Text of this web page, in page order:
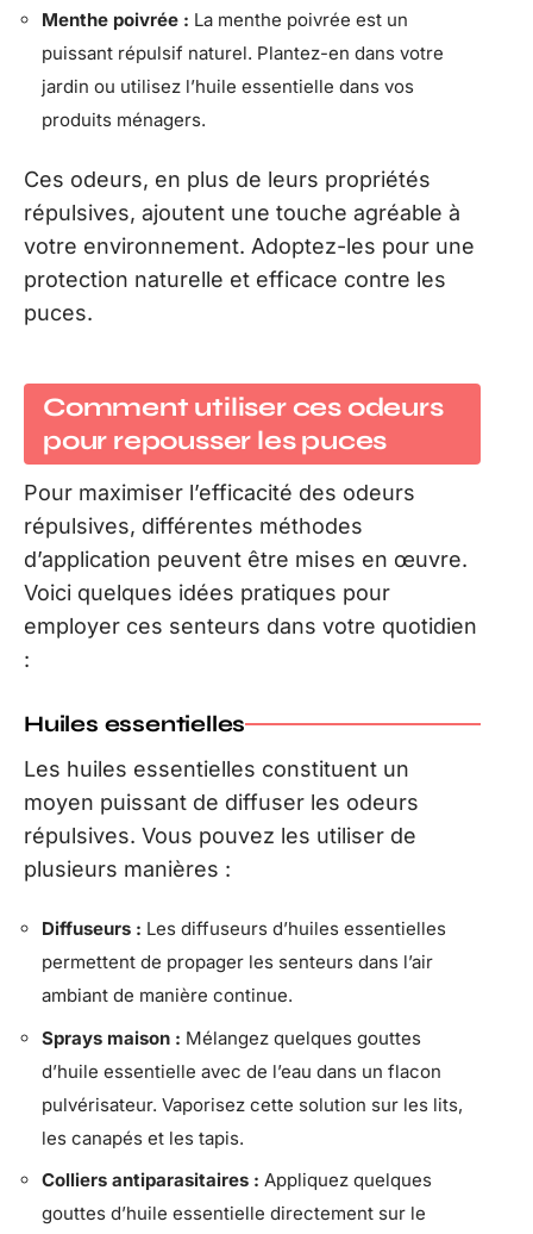
Menthe poivrée : La menthe poivrée est un
puissant répulsif naturel. Plantez-en dans votre
jardin ou utilisez l’huile essentielle dans vos
produits ménagers.
Ces odeurs, en plus de leurs propriétés
répulsives, ajoutent une touche agréable à
votre environnement. Adoptez-les pour une
protection naturelle et efficace contre les
puces.
Comment utiliser ces odeurs
pour repousser les puces
Pour maximiser l’efficacité des odeurs
répulsives, différentes méthodes
d’application peuvent être mises en œuvre.
Voici quelques idées pratiques pour
employer ces senteurs dans votre quotidien
:
Huiles essentielles
Les huiles essentielles constituent un
moyen puissant de diffuser les odeurs
répulsives. Vous pouvez les utiliser de
plusieurs manières :
Diffuseurs : Les diffuseurs d’huiles essentielles
permettent de propager les senteurs dans l’air
ambiant de manière continue.
Sprays maison : Mélangez quelques gouttes
d’huile essentielle avec de l’eau dans un flacon
pulvérisateur. Vaporisez cette solution sur les lits,
les canapés et les tapis.
Colliers antiparasitaires : Appliquez quelques
gouttes d’huile essentielle directement sur le